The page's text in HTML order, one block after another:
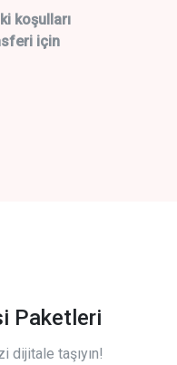
koşulları
için
Paketleri
dijitale taşıyın!